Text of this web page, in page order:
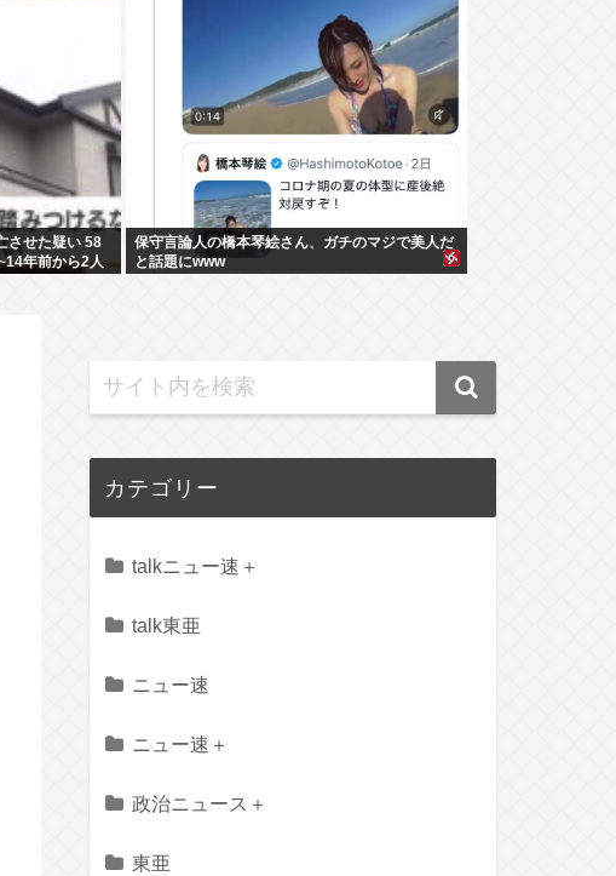
させた疑い 58
年前から2人
保守言論人の橋本琴絵さん、ガチのマジで美人だ
と話題にwww
カテゴリー
talkニュー速＋
talk東亜
ニュー速
ニュー速＋
政治ニュース＋
東亜